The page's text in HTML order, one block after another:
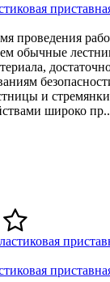
проведения
обычные
и
широко пр..